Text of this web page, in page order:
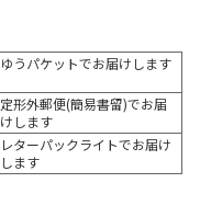
ゆうパケットでお届けします
定形外郵便(簡易書留)でお届
けします
レターパックライトでお届け
します